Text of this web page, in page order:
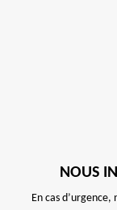
NOUS
En cas